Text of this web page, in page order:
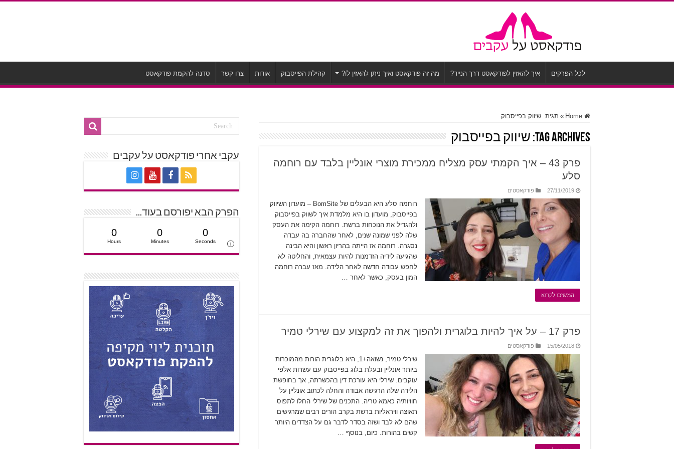
לכל הפרקים איך להאזין לפודקאסט דרך הנייד? מה זה פודקאסט ואיך ניתן להאזין לו? קהילת הפייסבוק אודות צרו קשר סדנה להקמת פודקאסט
» תגית: שיווק בפייסבוק
Tag Archives: שיווק בפייסבוק
פרק 43 – איך הקמתי עסק מצליח ממכירת מוצרי אונליין בלבד עם רוחמה
סלע
27/11/2019 פודקאסטים
רוחמה סלע היא הבעלים של BomSite – מועדון השיווק
בפייסבוק, מועדון בו היא מלמדת איך לשווק בפייסבוק
ולהגדיל את הנוכחות ברשת. רוחמה הקימה את העסק
שלה לפני שמונה שנים, לאחר שהחברה בה עבדה
נסגרה. רוחמה אז הייתה בהריון ראשון והיא הבינה
שהגיעה לידיה הזדמנות להיות עצמאית, והחליטה לא
לחפש עבודה חדשה לאחר הלידה. מאז עברה רוחמה
המון בעסק, כאשר לאחר …
המשיכו לקרוא
פרק 17 – על איך להיות בלוגרית ולהפוך את זה למקצוע עם שירלי טמיר
15/05/2018 פודקאסטים
שירלי טמיר, נשואה+1, היא בלוגרית הורות מהמוכרות
ביותר אונליין ובעלת בלוג בפייסבוק עם עשרות אלפי
עוקבים. שירלי היא עורכת דין בהכשרתה, אך בחופשת
הלידה שלה הרגישה אבודה והחלה לכתוב אונליין על
חוויותיה כאמא טריה. התכנים של שירלי החלו לתפוס
תאוצה וויראליות ברשת בקרב הורים רבים שמרגישים
שהם לא לבד ושזה בסדר לדבר גם על הצדדים היותר
קשים בהורות. כיום, בנוסף …
עקבי אחרי פודקאסט על עקבים
הפרק הבא יפורסם בעוד...
0
Hours
0
Minutes
0
Seconds i